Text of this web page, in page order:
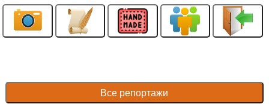
Все репортажи